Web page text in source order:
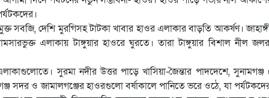
সবজি, দেশি মুরগিসহ টাটকা খাবার হাওর এলাকার বাড়তি আকর্ষণ।
এলাকায় টাঙ্গুয়ার হাওরে ঘুরতে। তারা টাঙ্গুয়ার বিশাল নীল
সুরমা নদীর উত্তর পাড়ে খাসিয়া-জৈন্তার পাদদেশে, সুনামগঞ্জ
সদর ও জামালগঞ্জের হাওরগুলো বর্ষাকালে পানিতে ভরে ওঠে, যা